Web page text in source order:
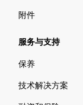
附件
服务与支持
保养
技术解决方案